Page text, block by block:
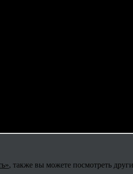
, также вы можете посмотреть